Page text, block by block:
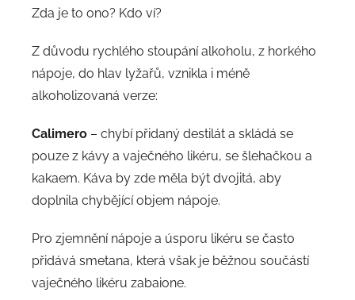
Zda je to ono? Kdo ví?
Z důvodu rychlého stoupání alkoholu, z horkého
nápoje, do hlav lyžařů, vznikla i méně
alkoholizovaná verze:
Calimero – chybí přidaný destilát a skládá se
pouze z kávy a vaječného likéru, se šlehačkou a
kakaem. Káva by zde měla být dvojitá, aby
doplnila chybějící objem nápoje.
Pro zjemnění nápoje a úsporu likéru se často
přidává smetana, která však je běžnou součástí
vaječného likéru zabaione.